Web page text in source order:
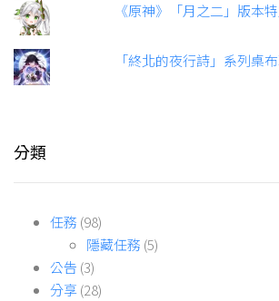
《原神》「月之二」版本
「終北的夜行詩」系列桌
分類
任務 (98)
隱藏任務 (5)
公告 (3)
分享(28)